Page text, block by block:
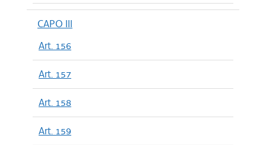
CAPO III
Art. 156
Art. 157
Art. 158
Art. 159